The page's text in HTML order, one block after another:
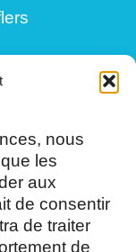
nous
les
aux
de consentir
de traiter
de